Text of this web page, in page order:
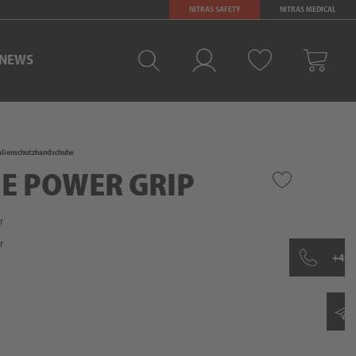
NITRAS SAFETY NITRAS MEDICAL
POWER GRIP
+49